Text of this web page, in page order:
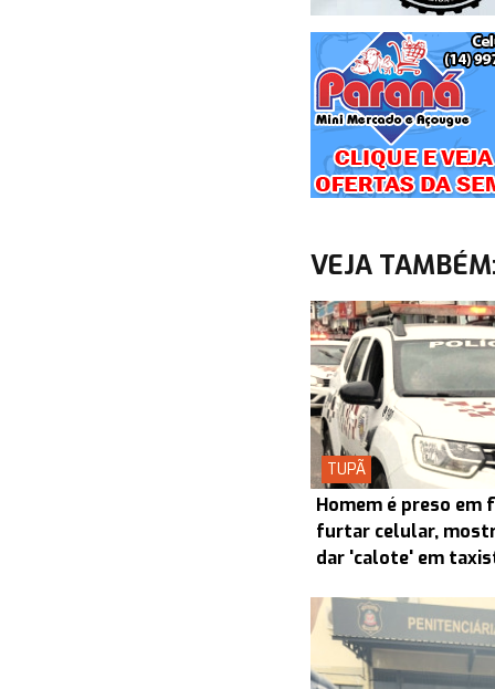
VEJA
TUPÃ
Homem é preso
furtar celular,
dar 'calote' em